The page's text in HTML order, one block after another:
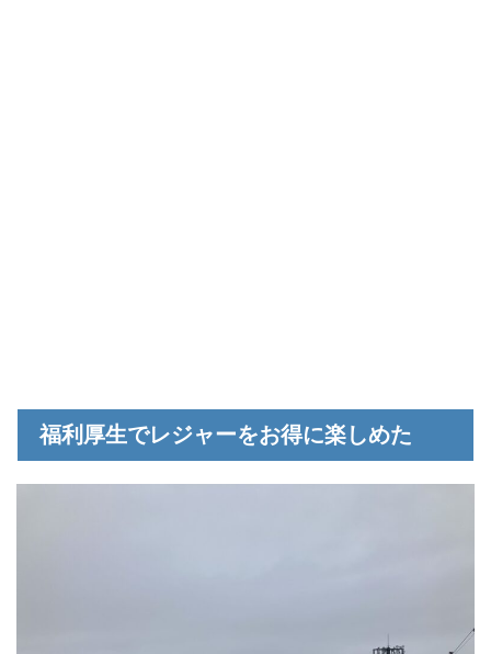
福利厚生でレジャーをお得に楽しめた